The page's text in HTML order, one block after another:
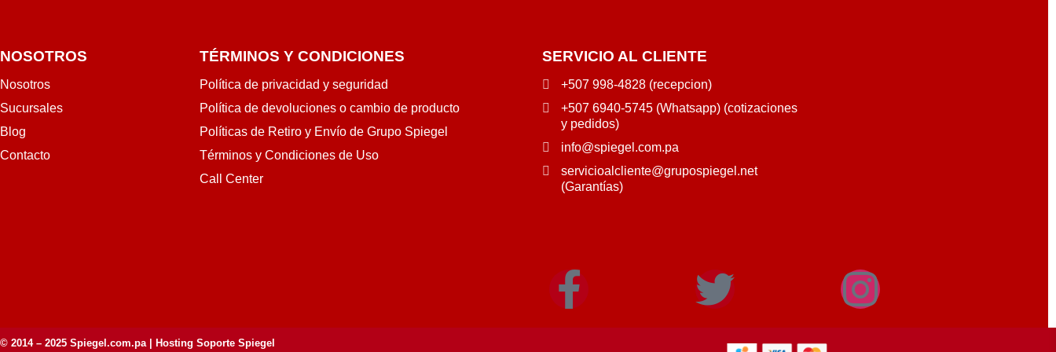
NOSOTROS
Nosotros
Sucursales
Blog
Contacto
TÉRMINOS Y CONDICIONES
Política de privacidad y seguridad
Política de devoluciones o cambio de producto
Políticas de Retiro y Envío de Grupo Spiegel
Términos y Condiciones de Uso
Call Center
SERVICIO AL CLIENTE
+507 998-4828 (recepcion)
+507 6940-5745 (Whatsapp) (cotizaciones
y pedidos)
info@spiegel.com.pa
servicioalcliente@grupospiegel.net
(Garantías)
© 2014 – 2025 Spiegel.com.pa| Hosting Soporte Spiegel